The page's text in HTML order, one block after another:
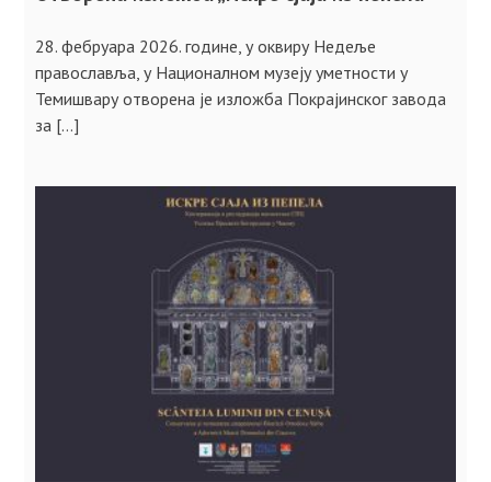
28. фебруара 2026. године, у оквиру Недеље
православља, у Националном музеју уметности у
Темишвару отворена је изложба Покрајинског завода
за […]